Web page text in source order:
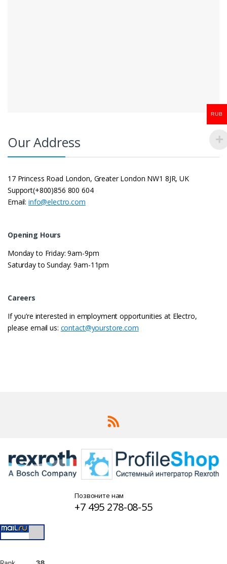
Our Address
17 Princess Road London, Greater London NW1 8JR, UK
Support(+800)856 800 604
Email:info@electro.com
Opening Hours
Monday to Friday: 9am-9pm
Saturday to Sunday: 9am-11pm
Careers
If you’re interested in employment opportunities at Electro,
please email us: contact@yourstore.com
Позвоните нам
+7 495 278-08-55
RUB